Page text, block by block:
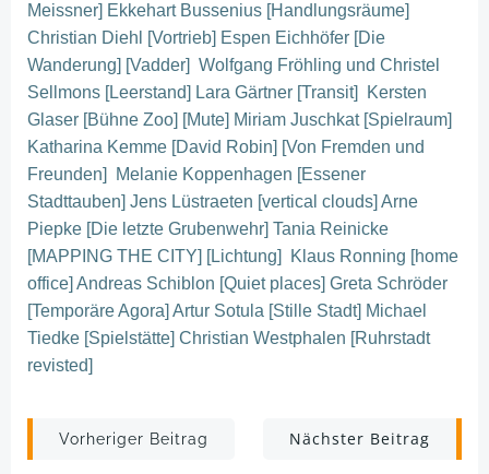
Meissner] Ekkehart Bussenius [Handlungsräume]
Christian Diehl [Vortrieb] Espen Eichhöfer [Die
Wanderung] [Vadder] Wolfgang Fröhling und Christel
Sellmons [Leerstand] Lara Gärtner [Transit] Kersten
Glaser [Bühne Zoo] [Mute] Miriam Juschkat [Spielraum]
Katharina Kemme [David Robin] [Von Fremden und
Freunden] Melanie Koppenhagen [Essener
Stadttauben] Jens Lüstraeten [vertical clouds] Arne
Piepke [Die letzte Grubenwehr] Tania Reinicke
[MAPPING THE CITY] [Lichtung] Klaus Ronning [home
office] Andreas Schiblon [Quiet places] Greta Schröder
[Temporäre Agora] Artur Sotula [Stille Stadt] Michael
Tiedke [Spielstätte] Christian Westphalen [Ruhrstadt
revisted]
Post
Vorheriger Beitrag
Post
Nächster Beitrag